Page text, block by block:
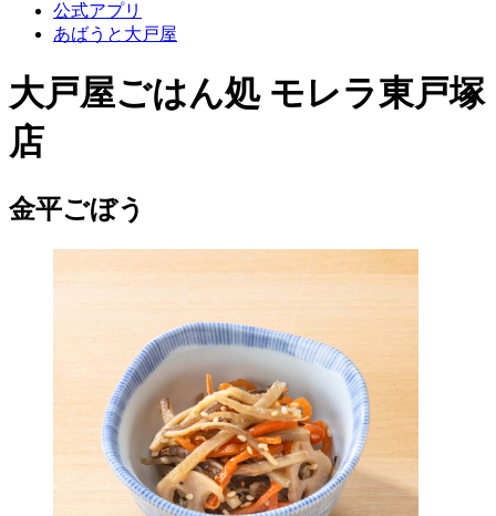
公式アプリ
あばうと大戸屋
大戸屋ごはん処 モレラ東戸塚
店
金平ごぼう